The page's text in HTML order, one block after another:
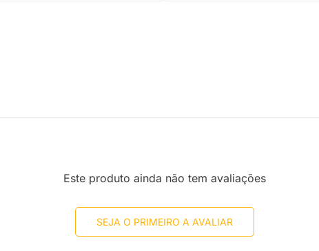
Este produto ainda não tem avaliações
SEJA O PRIMEIRO A AVALIAR